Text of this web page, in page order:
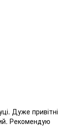
Дуже привітні
Рекомендую